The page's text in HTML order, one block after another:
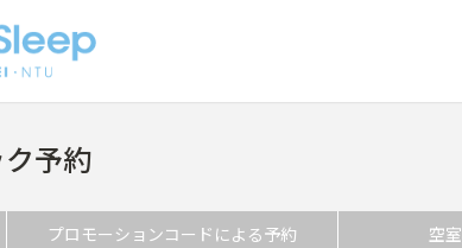
予約
プロモーションコードによる予約 空